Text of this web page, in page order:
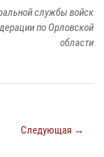
службы войск
по Орловской
области
Следующая →